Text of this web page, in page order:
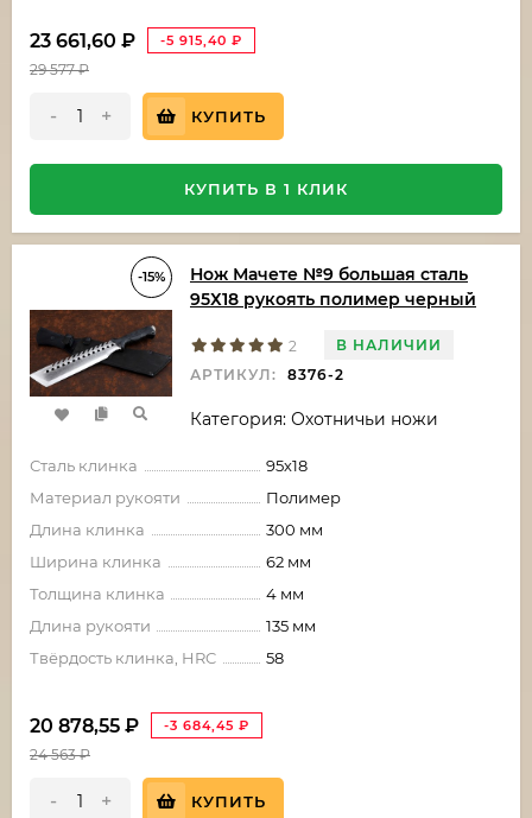
23 661,60 ₽ -5 915,40 ₽
29 577₽
- + КУПИТЬ
КУПИТЬ В 1 КЛИК
-15%
Нож Мачете №9 большая сталь
95Х18 рукоять полимер черный
2
В НАЛИЧИИ
АРТИКУЛ:
8376-2
Категория: Охотничьи ножи
Сталь клинка
95х18
Материал рукояти
Полимер
Длина клинка
300 мм
Ширина клинка
62 мм
Толщина клинка
4 мм
Длина рукояти
135 мм
Твёрдость клинка, HRC
58
20 878,55 ₽ -3 684,45 ₽
24 563₽
- + КУПИТЬ